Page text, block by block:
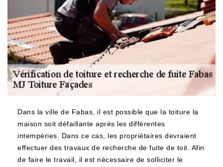
Dans la ville de Fabas, il est possible que la toiture la
maison soit défaillante après les différentes
intempéries. Dans ce cas, les propriétaires devraient
effectuer des travaux de recherche de fuite de toit. Afin
de faire le travail, il est nécessaire de solliciter le